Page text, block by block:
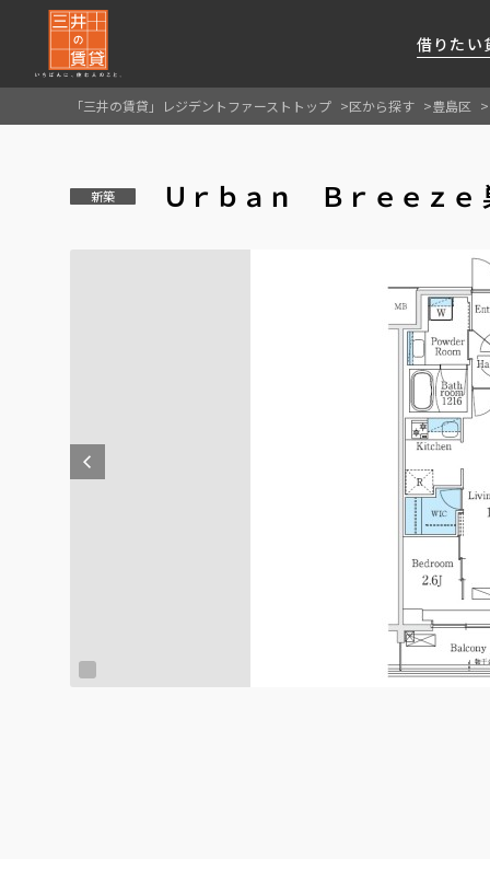
借りたい
私たちレジデントファーストの思いや
厳選した都心の上質な賃貸マンションを数多
賃貸運営をお考えのオーナー様に
分譲マンションのご購入、売却の
FIRST CHANNEL
レジデントファーストが提供する
「三井の賃貸」レジデントファーストトップ 区から探す 豊島区
新築 Ｕｒｂａｎ Ｂｒｅｅｚｅ